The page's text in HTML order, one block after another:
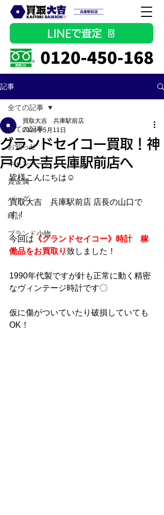
LINEで査定
記事
全ての記事
お知らせ
キャンペーン
貴金属
バッグ
時計
ブランド小物
全ての記事
グランドセイコー買取！神
戸の大吉兵庫駅前店へ
買取大吉 兵庫駅前店
2024年5月11日
皆様こんにちは☺
買取大吉　兵庫駅前店 店長の山口で
す！
今回は 《グランドセイコー》時計　稼
働品をお買取り致しました！
1990年代製ですが針も正常に動く精密
なヴィンテージ時計です〇
仮に傷がついていたり破損していても
OK！